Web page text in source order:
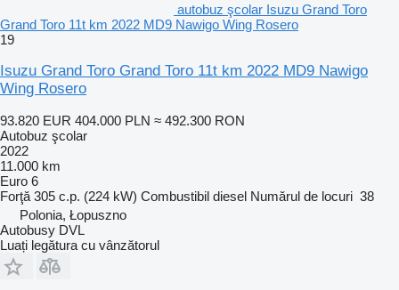
autobuz şcolar Isuzu Grand Toro
Grand Toro 11t km 2022 MD9 Nawigo Wing Rosero
19
Isuzu Grand Toro Grand Toro 11t km 2022 MD9 Nawigo
Wing Rosero
93.820 EUR 404.000 PLN ≈ 492.300 RON
Autobuz şcolar
2022
11.000 km
Euro 6
Forţă 305 c.p. (224 kW) Combustibil diesel Numărul de locuri 38
Polonia, Łopuszno
Autobusy DVL
Luați legătura cu vânzătorul